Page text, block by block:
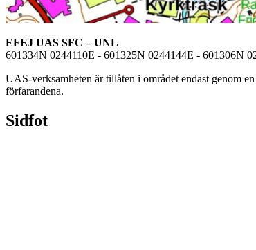
EFEJ UAS SFC – UNL
601334N 0244110E - 601325N 0244144E - 601306N
UAS-verksamheten är tillåten i området endast genom
förfarandena.
Sidfot